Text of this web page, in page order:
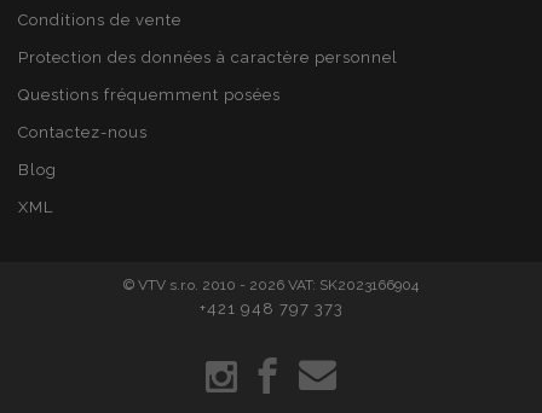
Conditions de vente
Protection des données à caractère personnel
Questions fréquemment posées
Contactez-nous
Blog
XML
© VTV s.r.o. 2010 - 2026 VAT: SK2023166904
+421 948 797 373
connexion des utilisateurs et la gestion des
comptes. Le site Web ne peut pas être utilisé
correctement sans les cookies strictement
nécessaires.